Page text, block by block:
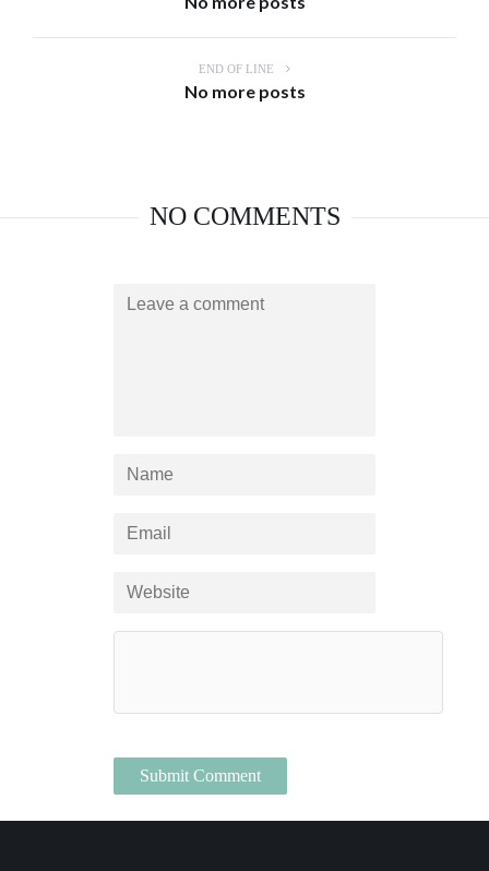
END OF LINE
No more posts
NO COMMENTS